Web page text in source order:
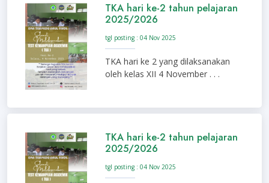
TKA hari ke-2 tahun pelajaran
2025/2026
tgl posting : 04 Nov 2025
TKA hari ke 2 yang dilaksanakan
oleh kelas XII 4 November . . .
TKA hari ke-2 tahun pelajaran
2025/2026
tgl posting : 04 Nov 2025